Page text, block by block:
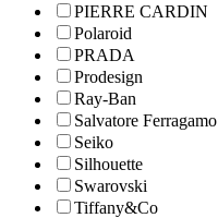
PIERRE CARDIN
Polaroid
PRADA
Prodesign
Ray-Ban
Salvatore Ferragamo
Seiko
Silhouette
Swarovski
Tiffany&Co